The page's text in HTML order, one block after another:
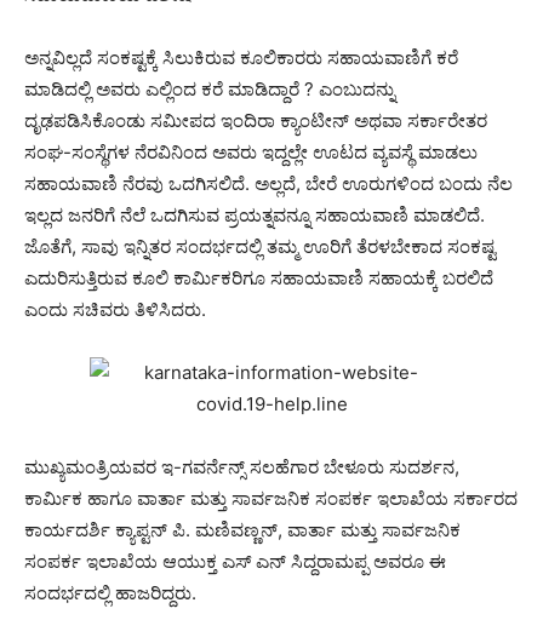
ಅನ್ನವಿಲ್ಲದೆ ಸಂಕಷ್ಟಕ್ಕೆ ಸಿಲುಕಿರುವ ಕೂಲಿಕಾರರು ಸಹಾಯವಾಣಿಗೆ ಕರೆ
ಮಾಡಿದಲ್ಲಿ ಅವರು ಎಲ್ಲಿಂದ ಕರೆ ಮಾಡಿದ್ದಾರೆ ? ಎಂಬುದನ್ನು
ದೃಢಪಡಿಸಿಕೊಂಡು ಸಮೀಪದ ಇಂದಿರಾ ಕ್ಯಾಂಟೀನ್ ಅಥವಾ ಸರ್ಕಾರೇತರ
ಸಂಘ-ಸಂಸ್ಥೆಗಳ ನೆರವಿನಿಂದ ಅವರು ಇದ್ದಲ್ಲೇ ಊಟದ ವ್ಯವಸ್ಥೆ ಮಾಡಲು
ಸಹಾಯವಾಣಿ ನೆರವು ಒದಗಿಸಲಿದೆ. ಅಲ್ಲದೆ, ಬೇರೆ ಊರುಗಳಿಂದ ಬಂದು ನೆಲ
ಇಲ್ಲದ ಜನರಿಗೆ ನೆಲೆ ಒದಗಿಸುವ ಪ್ರಯತ್ನವನ್ನೂ ಸಹಾಯವಾಣಿ ಮಾಡಲಿದೆ.
ಜೊತೆಗೆ, ಸಾವು ಇನ್ನಿತರ ಸಂದರ್ಭದಲ್ಲಿ ತಮ್ಮ ಊರಿಗೆ ತೆರಳಬೇಕಾದ ಸಂಕಷ್ಟ
ಎದುರಿಸುತ್ತಿರುವ ಕೂಲಿ ಕಾರ್ಮಿಕರಿಗೂ ಸಹಾಯವಾಣಿ ಸಹಾಯಕ್ಕೆ ಬರಲಿದೆ
ಎಂದು ಸಚಿವರು ತಿಳಿಸಿದರು.
ಮುಖ್ಯಮಂತ್ರಿಯವರ ಇ-ಗವರ್ನೆನ್ಸ್ ಸಲಹೆಗಾರ ಬೇಳೂರು ಸುದರ್ಶನ,
ಕಾರ್ಮಿಕ ಹಾಗೂ ವಾರ್ತಾ ಮತ್ತು ಸಾರ್ವಜನಿಕ ಸಂಪರ್ಕ ಇಲಾಖೆಯ ಸರ್ಕಾರದ
ಕಾರ್ಯದರ್ಶಿ ಕ್ಯಾಪ್ಟನ್ ಪಿ. ಮಣಿವಣ್ಣನ್, ವಾರ್ತಾ ಮತ್ತು ಸಾರ್ವಜನಿಕ
ಸಂಪರ್ಕ ಇಲಾಖೆಯ ಆಯುಕ್ತ ಎಸ್ ಎನ್ ಸಿದ್ದರಾಮಪ್ಪ ಅವರೂ ಈ
ಸಂದರ್ಭದಲ್ಲಿ ಹಾಜರಿದ್ದರು.